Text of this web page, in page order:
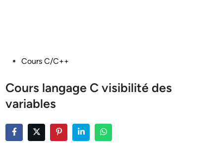
PostedCours C/C++
Cours langage C visibilité des
variables